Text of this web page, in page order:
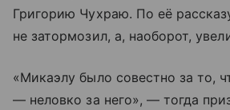
Григорию Чухраю. По её
не затормозил, а, наоборот,
«Микаэлу было совестно за то,
— неловко за него», — тогда